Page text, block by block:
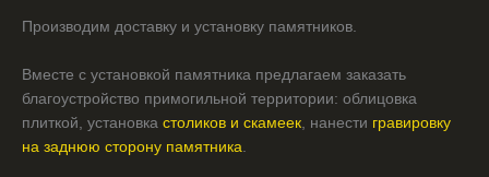
Производим доставку и установку памятников.
Вместе с установкой памятника предлагаем заказать
благоустройство примогильной территории: облицовка
плиткой, установка столиков и скамеек, нанести гравировку
на заднюю сторону памятника.